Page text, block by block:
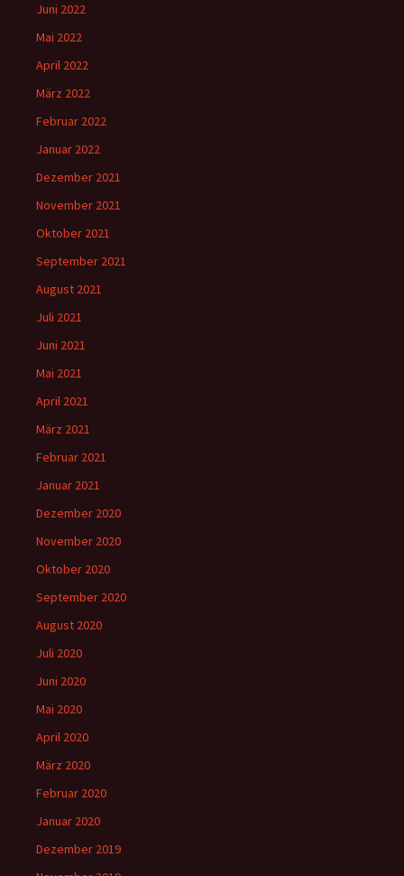
Juni 2022
Mai 2022
April 2022
März 2022
Februar 2022
Januar 2022
Dezember 2021
November 2021
Oktober 2021
September 2021
August 2021
Juli 2021
Juni 2021
Mai 2021
April 2021
März 2021
Februar 2021
Januar 2021
Dezember 2020
November 2020
Oktober 2020
September 2020
August 2020
Juli 2020
Juni 2020
Mai 2020
April 2020
März 2020
Februar 2020
Januar 2020
Dezember 2019